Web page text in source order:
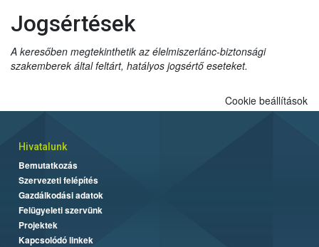
Jogsértések
A keresőben megtekinthetik az élelmiszerlánc-biztonsági
szakemberek által feltárt, hatályos jogsértő eseteket.
Cookie beállítások
Hivatalunk
Bemutatkozás
Szervezeti felépítés
Gazdálkodási adatok
Felügyeleti szervünk
Projektek
Kapcsolódó linkek